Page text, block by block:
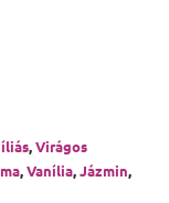
,Virágos
,Vanília,Jázmin,